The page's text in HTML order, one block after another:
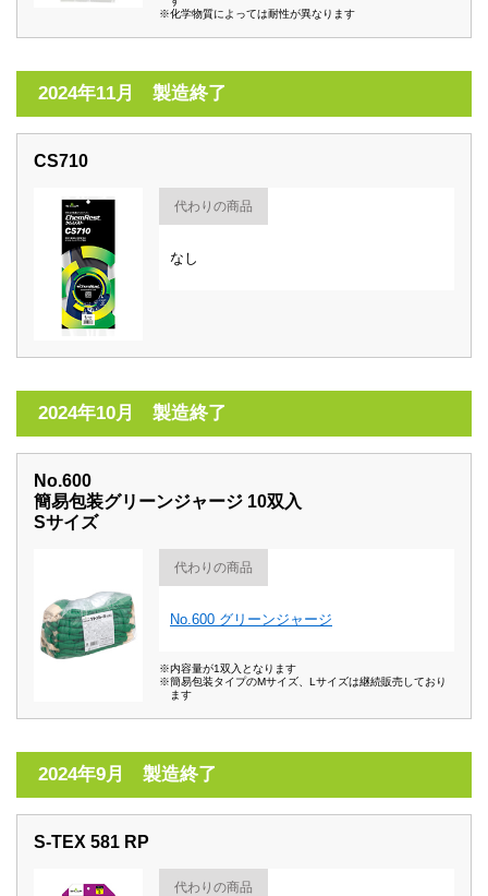
※化学物質によっては耐性が異なります
2024年11月 製造終了
CS710
代わりの商品
なし
2024年10月 製造終了
No.600
簡易包装グリーンジャージ 10双入
Sサイズ
代わりの商品
No.600 グリーンジャージ
※内容量が1双入となります
※簡易包装タイプのMサイズ、Lサイズは継続販売しており
ます
2024年9月 製造終了
S-TEX 581 RP
代わりの商品